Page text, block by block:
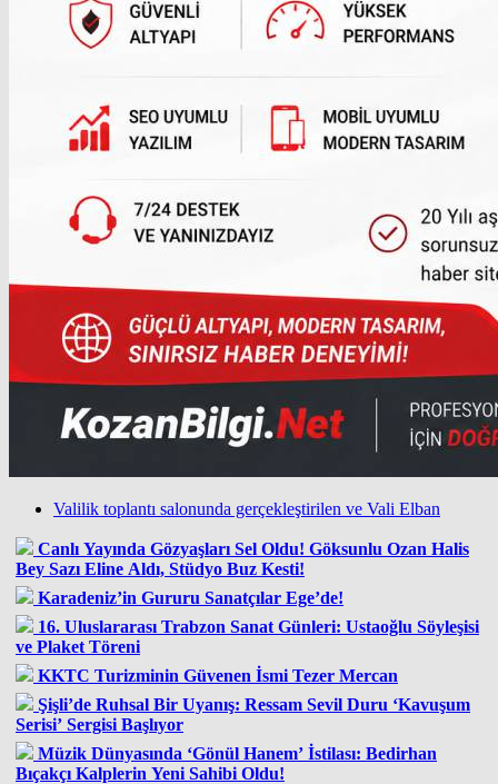
Valilik toplantı salonunda gerçekleştirilen ve Vali Elban
Canlı Yayında Gözyaşları Sel Oldu! Göksunlu Ozan Halis
Bey Sazı Eline Aldı, Stüdyo Buz Kesti!
Karadeniz’in Gururu Sanatçılar Ege’de!
16. Uluslararası Trabzon Sanat Günleri: Ustaoğlu Söyleşisi
ve Plaket Töreni
KKTC Turizminin Güvenen İsmi Tezer Mercan
Şişli’de Ruhsal Bir Uyanış: Ressam Sevil Duru ‘Kavuşum
Serisi’ Sergisi Başlıyor
Müzik Dünyasında ‘Gönül Hanem’ İstilası: Bedirhan
Bıçakçı Kalplerin Yeni Sahibi Oldu!